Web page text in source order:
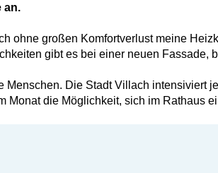
an.
ohne großen Komfortverlust meine
gibt es bei einer neuen Fassade,
Die Stadt Villach intensiviert
die Möglichkeit, sich im Rathaus